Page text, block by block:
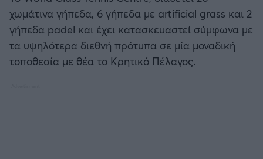
Καλαμάτα
Ηρακλής
Μπαρτσελόνα
χωμάτινα γήπεδα, 6 γήπεδα με artificial grass και 2
γήπεδα padel και έχει κατασκευαστεί σύμφωνα με
τα υψηλότερα διεθνή πρότυπα σε μία μοναδική
τοποθεσία με θέα το Κρητικό Πέλαγος.